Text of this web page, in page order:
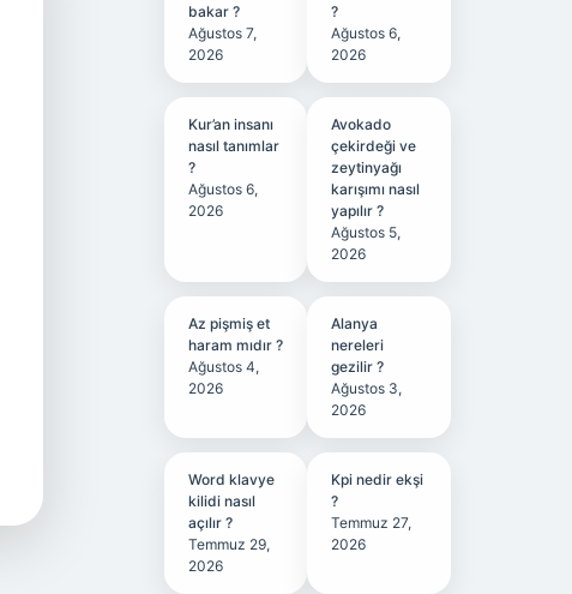
bakar ?
Ağustos 7,
2026
?
Ağustos 6,
2026
Kur’an insanı
nasıl tanımlar
?
Ağustos 6,
2026
Avokado
çekirdeği ve
zeytinyağı
karışımı nasıl
yapılır ?
Ağustos 5,
2026
Az pişmiş et
haram mıdır ?
Ağustos 4,
2026
Alanya
nereleri
gezilir ?
Ağustos 3,
2026
Word klavye
kilidi nasıl
açılır ?
Temmuz 29,
2026
Kpi nedir ekşi
?
Temmuz 27,
2026